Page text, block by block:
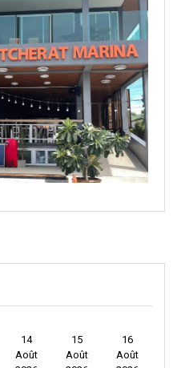
14
Août
15
Août
16
Août